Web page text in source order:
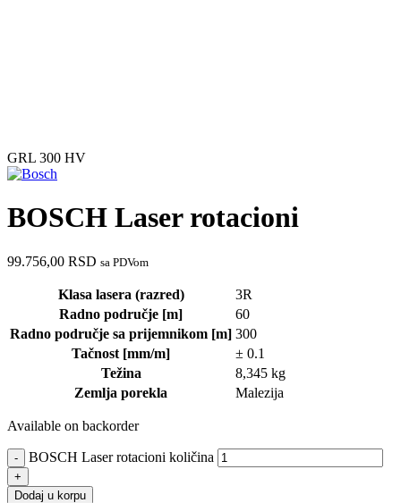
GRL 300 HV
BOSCH Laser rotacioni
99.756,00 RSD sa PDVom
Klasa lasera (razred)
3R
Radno područje [m]
60
Radno područje sa prijemnikom [m] 300
Tačnost [mm/m]
± 0.1
Težina
8,345 kg
Zemlja porekla
Malezija
Available on backorder
BOSCH Laser rotacioni količina
Dodaj u korpu